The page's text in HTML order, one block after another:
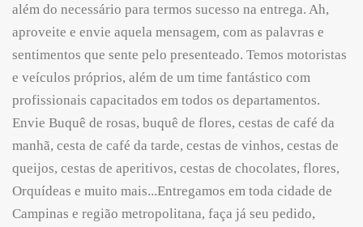
além do necessário para termos sucesso na entrega. Ah,
aproveite e envie aquela mensagem, com as palavras e
sentimentos que sente pelo presenteado. Temos motoristas
e veículos próprios, além de um time fantástico com
profissionais capacitados em todos os departamentos.
Envie Buquê de rosas, buquê de flores, cestas de café da
manhã, cesta de café da tarde, cestas de vinhos, cestas de
queijos, cestas de aperitivos, cestas de chocolates, flores,
Orquídeas e muito mais...Entregamos em toda cidade de
Campinas e região metropolitana, faça já seu pedido,